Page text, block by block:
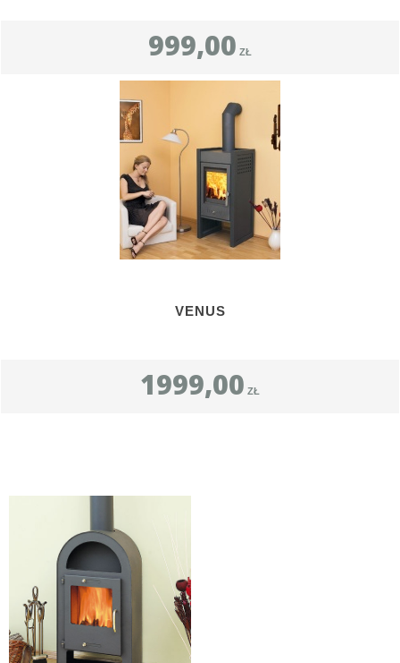
999,00 ZŁ
VENUS
1999,00 ZŁ